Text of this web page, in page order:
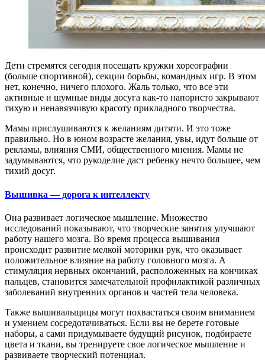
Дети стремятся сегодня посещать кружки хореографии
(больше спортивной), секции борьбы, командных игр. В этом
нет, конечно, ничего плохого. Жаль только, что все эти
активные и шумные виды досуга как-то напористо закрывают
тихую и ненавязчивую красоту прикладного творчества.
Мамы прислушиваются к желаниям дитяти. И это тоже
правильно. Но в юном возрасте желания, увы, идут больше от
рекламы, влияния СМИ, общественного мнения. Мамы не
задумываются, что рукоделие даст ребенку нечто большее, чем
тихий досуг.
Вышивка — дорога к интеллекту
Она развивает логическое мышление. Множество
исследований показывают, что творческие занятия улучшают
работу нашего мозга. Во время процесса вышивания
происходит развитие мелкой моторики рук, что оказывает
положительное влияние на работу головного мозга. А
стимуляция нервных окончаний, расположенных на кончиках
пальцев, становится замечательной профилактикой различных
заболеваний внутренних органов и частей тела человека.
Также вышивальщицы могут похвастаться своим вниманием
и умением сосредотачиваться. Если вы не берете готовые
наборы, а сами придумываете будущий рисунок, подбираете
цвета и ткани, вы тренируете свое логическое мышление и
развиваете творческий потенциал.